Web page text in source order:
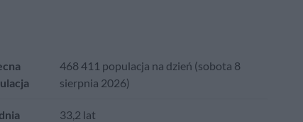
468 411 populacja na dzień (sobota 8
sierpnia 2026)
33,2 lat